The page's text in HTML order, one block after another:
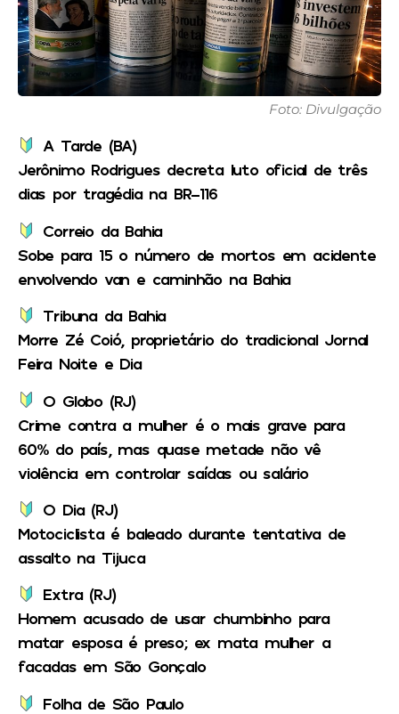
Foto: Divulgação
A Tarde (BA)
Jerônimo Rodrigues decreta luto oficial de três
dias por tragédia na BR-116
Correio da Bahia
Sobe para 15 o número de mortos em acidente
envolvendo van e caminhão na Bahia
Tribuna da Bahia
Morre Zé Coió, proprietário do tradicional Jornal
Feira Noite e Dia
O Globo (RJ)
Crime contra a mulher é o mais grave para
60% do país, mas quase metade não vê
violência em controlar saídas ou salário
O Dia (RJ)
Motociclista é baleado durante tentativa de
assalto na Tijuca
Extra (RJ)
Homem acusado de usar chumbinho para
matar esposa é preso; ex mata mulher a
facadas em São Gonçalo
Folha de São Paulo